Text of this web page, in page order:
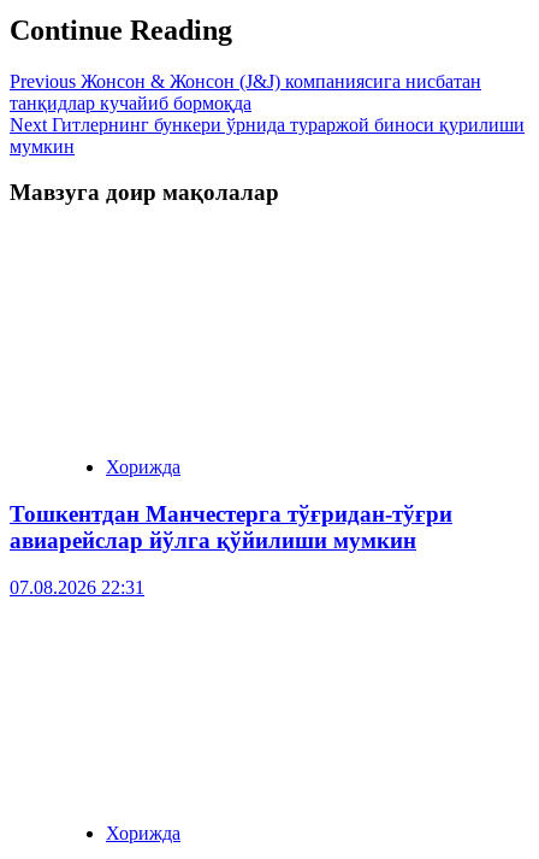
Continue Reading
Previous Жонсон & Жонсон (J&J) компаниясига нисбатан
танқидлар кучайиб бормоқда
Next Гитлернинг бункери ўрнида тураржой биноси қурилиши
мумкин
Мавзуга доир мақолалар
Хорижда
Тошкентдан Манчестерга тўғридан-тўғри
авиарейслар йўлга қўйилиши мумкин
07.08.2026 22:31
Хорижда